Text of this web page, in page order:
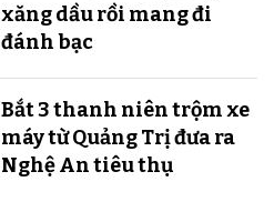
xăng dầu rồi mang đi
đánh bạc
Bắt 3 thanh niên trộm xe
máy từ Quảng Trị đưa ra
Nghệ An tiêu thụ